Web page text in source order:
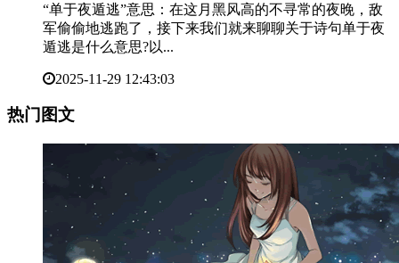
“单于夜遁逃”意思：在这月黑风高的不寻常的夜晚，敌
军偷偷地逃跑了，接下来我们就来聊聊关于诗句单于夜
遁逃是什么意思?以...
2025-11-29 12:43:03
热门图文